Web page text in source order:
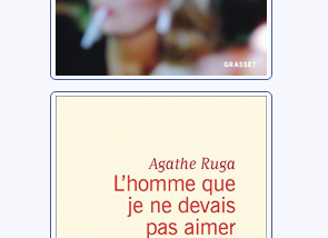
aimer
Ruga, Agathe